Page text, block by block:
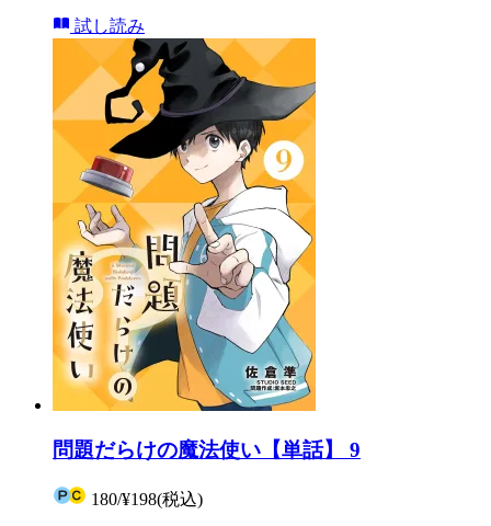
試し読み
問題だらけの魔法使い【単話】 9
180/¥198(税込)